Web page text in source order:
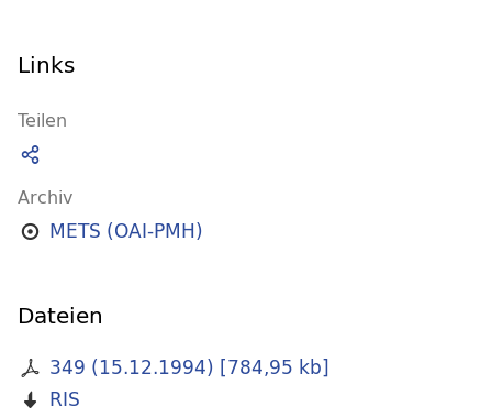
Links
Teilen
Archiv
METS (OAI-PMH)
Dateien
349 (15.12.1994) [784,95 kb]
RIS